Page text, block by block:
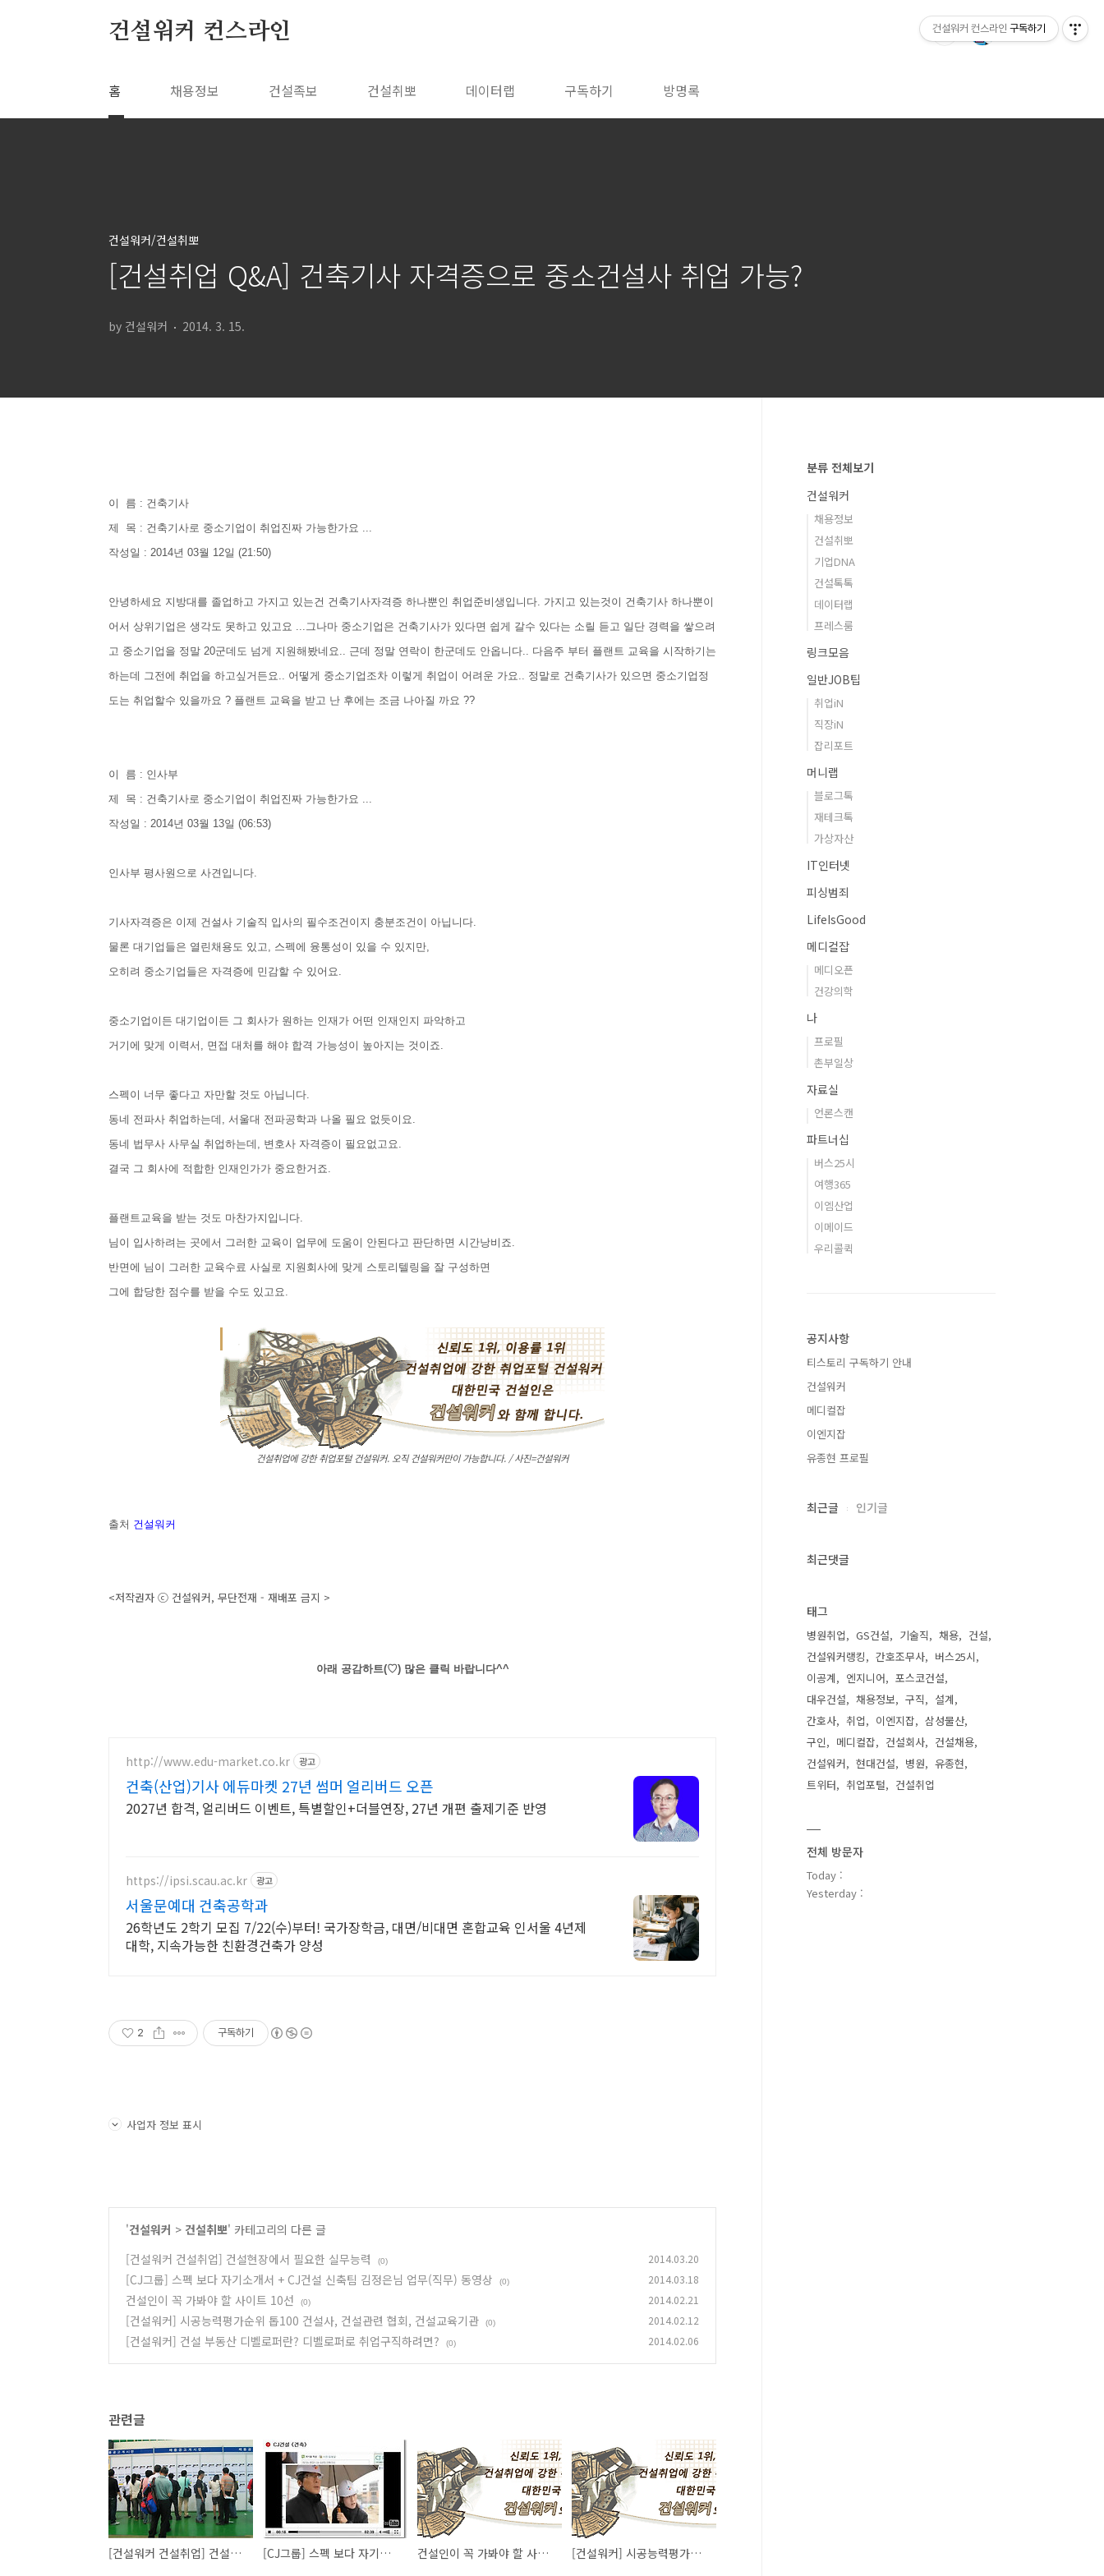
건설워커 컨스라인
홈 채용정보 건설족보 건설취뽀 데이터랩 구독하기 방명록
건설워커/건설취뽀
[건설취업 Q&A] 건축기사 자격증으로 중소건설사 취업 가능?
by 건설워커 2014. 3. 15.
이 름 : 건축기사
제 목 : 건축기사로 중소기업이 취업진짜 가능한가요 ...
작성일 : 2014년 03월 12일 (21:50)
안녕하세요 지방대를 졸업하고 가지고 있는건 건축기사자격증 하나뿐인 취업준비생입니다. 가지고 있는것이 건축기사 하나뿐이
어서 상위기업은 생각도 못하고 있고요 ...그나마 중소기업은 건축기사가 있다면 쉽게 갈수 있다는 소릴 듣고 일단 경력을 쌓으려
고 중소기업을 정말 20군데도 넘게 지원해봤네요.. 근데 정말 연락이 한군데도 안옵니다.. 다음주 부터 플랜트 교육을 시작하기는
하는데 그전에 취업을 하고싶거든요.. 어떻게 중소기업조차 이렇게 취업이 어려운 가요.. 정말로 건축기사가 있으면 중소기업정
도는 취업할수 있을까요 ? 플랜트 교육을 받고 난 후에는 조금 나아질 까요 ??
이 름 : 인사부
제 목 : 건축기사로 중소기업이 취업진짜 가능한가요 ...
작성일 : 2014년 03월 13일 (06:53)
인사부 평사원으로 사견입니다.
기사자격증은 이제 건설사 기술직 입사의 필수조건이지 충분조건이 아닙니다.
물론 대기업들은 열린채용도 있고, 스펙에 융통성이 있을 수 있지만,
오히려 중소기업들은 자격증에 민감할 수 있어요.
중소기업이든 대기업이든 그 회사가 원하는 인재가 어떤 인재인지 파악하고
거기에 맞게 이력서, 면접 대처를 해야 합격 가능성이 높아지는 것이죠.
스펙이 너무 좋다고 자만할 것도 아닙니다.
동네 전파사 취업하는데, 서울대 전파공학과 나올 필요 없듯이요.
동네 법무사 사무실 취업하는데, 변호사 자격증이 필요없고요.
결국 그 회사에 적합한 인재인가가 중요한거죠.
플랜트교육을 받는 것도 마찬가지입니다.
님이 입사하려는 곳에서 그러한 교육이 업무에 도움이 안된다고 판단하면 시간낭비죠.
반면에 님이 그러한 교육수료 사실로 지원회사에 맞게 스토리텔링을 잘 구성하면
그에 합당한 점수를 받을 수도 있고요.
건설취업에 강한 취업포털 건설워커. 오직 건설워커만이 가능합니다. / 사진=건설워커
출처 건설워커
<저작권자 ⓒ 건설워커, 무단전재 - 재배포 금지 >
아래 공감하트(♡) 많은 클릭 바랍니다^^
http://www.edu-market.co.kr 광고
건축(산업)기사 에듀마켓 27년 썸머 얼리버드 오픈
2027년 합격, 얼리버드 이벤트, 특별할인+더블연장, 27년 개편 출제기준 반영
https://ipsi.scau.ac.kr 광고
서울문예대 건축공학과
26학년도 2학기 모집 7/22(수)부터! 국가장학금, 대면/비대면 혼합교육 인서울 4년제
대학, 지속가능한 친환경건축가 양성
2 구독하기
사업자 정보 표시
'건설워커 > 건설취뽀' 카테고리의 다른 글
[건설워커 건설취업] 건설현장에서 필요한 실무능력
(0) 2014.03.20
[CJ그룹] 스펙 보다 자기소개서 + CJ건설 신축팀 김정은님 업무(직무) 동영상 (0) 2014.03.18
건설인이 꼭 가봐야 할 사이트 10선 (0) 2014.02.21
[건설워커] 시공능력평가순위 톱100 건설사, 건설관련 협회, 건설교육기관 (0) 2014.02.12
[건설워커] 건설 부동산 디벨로퍼란? 디벨로퍼로 취업구직하려면? (0) 2014.02.06
관련글
[건설워커 건설취업] 건설현장에서 필요한 실무능력 [CJ그룹] 스펙 보다 자기소개서 + CJ건설 신축팀 김정은님 업무(직무) 동영상 건설인이 꼭 가봐야 할 사이트 10선 [건설워커] 시공능력평가순위 톱100 건설사, 건설관련 협회, 건설교육기관
분류 전체보기
건설워커
채용정보
건설취뽀
기업DNA
건설톡톡
데이터랩
프레스룸
링크모음
일반JOB팁
취업iN
직장iN
잡리포트
머니랩
블로그톡
재테크톡
가상자산
IT인터넷
피싱범죄
LifeIsGood
메디컬잡
메디오픈
건강의학
나
프로필
촌부일상
자료실
언론스캔
파트너십
버스25시
여행365
이엠산업
이메이드
우리콜퀵
공지사항
티스토리 구독하기 안내
건설워커
메디컬잡
이엔지잡
유종현 프로필
최근글 인기글
최근댓글
태그
병원취업 GS건설 기술직 채용
건설
건설워커랭킹
간호조무사
버스25시
이공계
엔지니어
포스코건설
대우건설
채용정보 구직
설계
간호사
취업 이엔지잡
삼성물산
구인
메디컬잡 건설회사
건설채용
건설워커
현대건설 병원
유종현
트위터
취업포털 건설취업
전체 방문자
Today :
Yesterday :
건설워커 컨스라인 구독하기